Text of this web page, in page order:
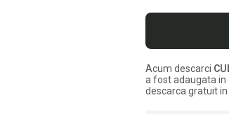
Acum descarci
a fost adaugata in
descarca gratuit